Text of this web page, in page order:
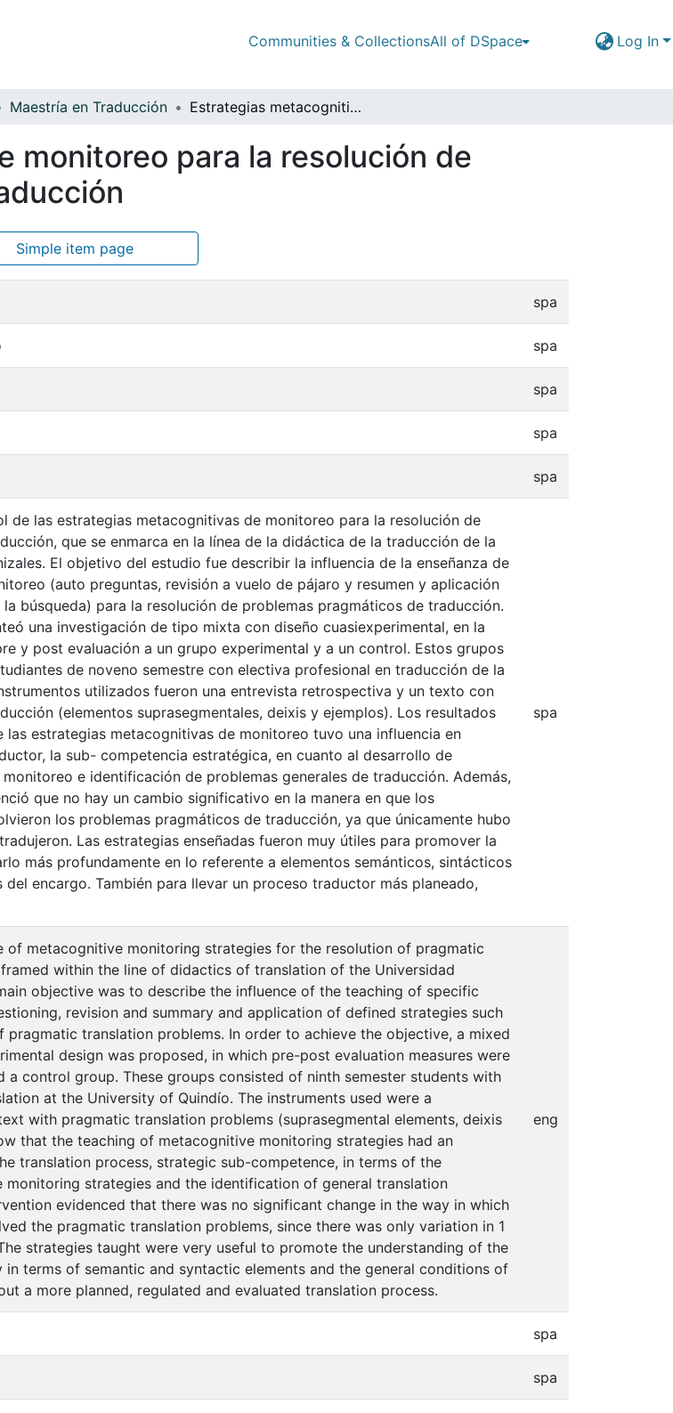
Communities & CollectionsAll of DSpace Log In
Maestría en Traducción Estrategias metacognitivas de monitoreo para la resolución de problemas pragmáticos de traducción
monitoreo para la resolución de
Simple item page
spa
spa
spa
spa
spa
de las estrategias metacognitivas de monitoreo para la resolución de
que se enmarca en la línea de la didáctica de la traducción de la
El objetivo del estudio fue describir la influencia de la enseñanza de
(auto preguntas, revisión a vuelo de pájaro y resumen y aplicación
búsqueda) para la resolución de problemas pragmáticos de traducción.
una investigación de tipo mixta con diseño cuasiexperimental, en la
y post evaluación a un grupo experimental y a un control. Estos grupos
de noveno semestre con electiva profesional en traducción de la
utilizados fueron una entrevista retrospectiva y un texto con
(elementos suprasegmentales, deixis y ejemplos). Los resultados
las estrategias metacognitivas de monitoreo tuvo una influencia en
la sub- competencia estratégica, en cuanto al desarrollo de
e identificación de problemas generales de traducción. Además,
que no hay un cambio significativo en la manera en que los
los problemas pragmáticos de traducción, ya que únicamente hubo
Las estrategias enseñadas fueron muy útiles para promover la
más profundamente en lo referente a elementos semánticos, sintácticos
encargo. También para llevar un proceso traductor más planeado,
spa
of metacognitive monitoring strategies for the resolution of pragmatic
within the line of didactics of translation of the Universidad
objective was to describe the influence of the teaching of specific
revision and summary and application of defined strategies such
pragmatic translation problems. In order to achieve the objective, a mixed
design was proposed, in which pre-post evaluation measures were
a control group. These groups consisted of ninth semester students with
at the University of Quindío. The instruments used were a
with pragmatic translation problems (suprasegmental elements, deixis
that the teaching of metacognitive monitoring strategies had an
translation process, strategic sub-competence, in terms of the
strategies and the identification of general translation
evidenced that there was no significant change in the way in which
the pragmatic translation problems, since there was only variation in 1
strategies taught were very useful to promote the understanding of the
terms of semantic and syntactic elements and the general conditions of
a more planned, regulated and evaluated translation process.
eng
spa
spa